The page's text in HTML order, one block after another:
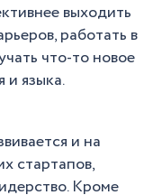
выходить
работать в
что-то новое
и языка.
и на
стартапов,
Кроме